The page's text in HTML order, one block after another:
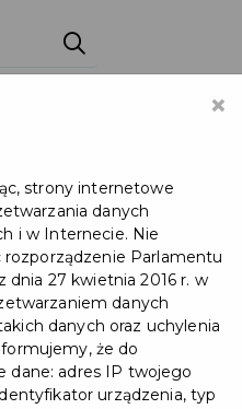
×
strony internetowe
danych
i w Internecie. Nie
Parlamentu
dnia 27 kwietnia 2016 r. w
danych
danych oraz uchylenia
że do
dane: adres IP twojego
urządzenia, typ